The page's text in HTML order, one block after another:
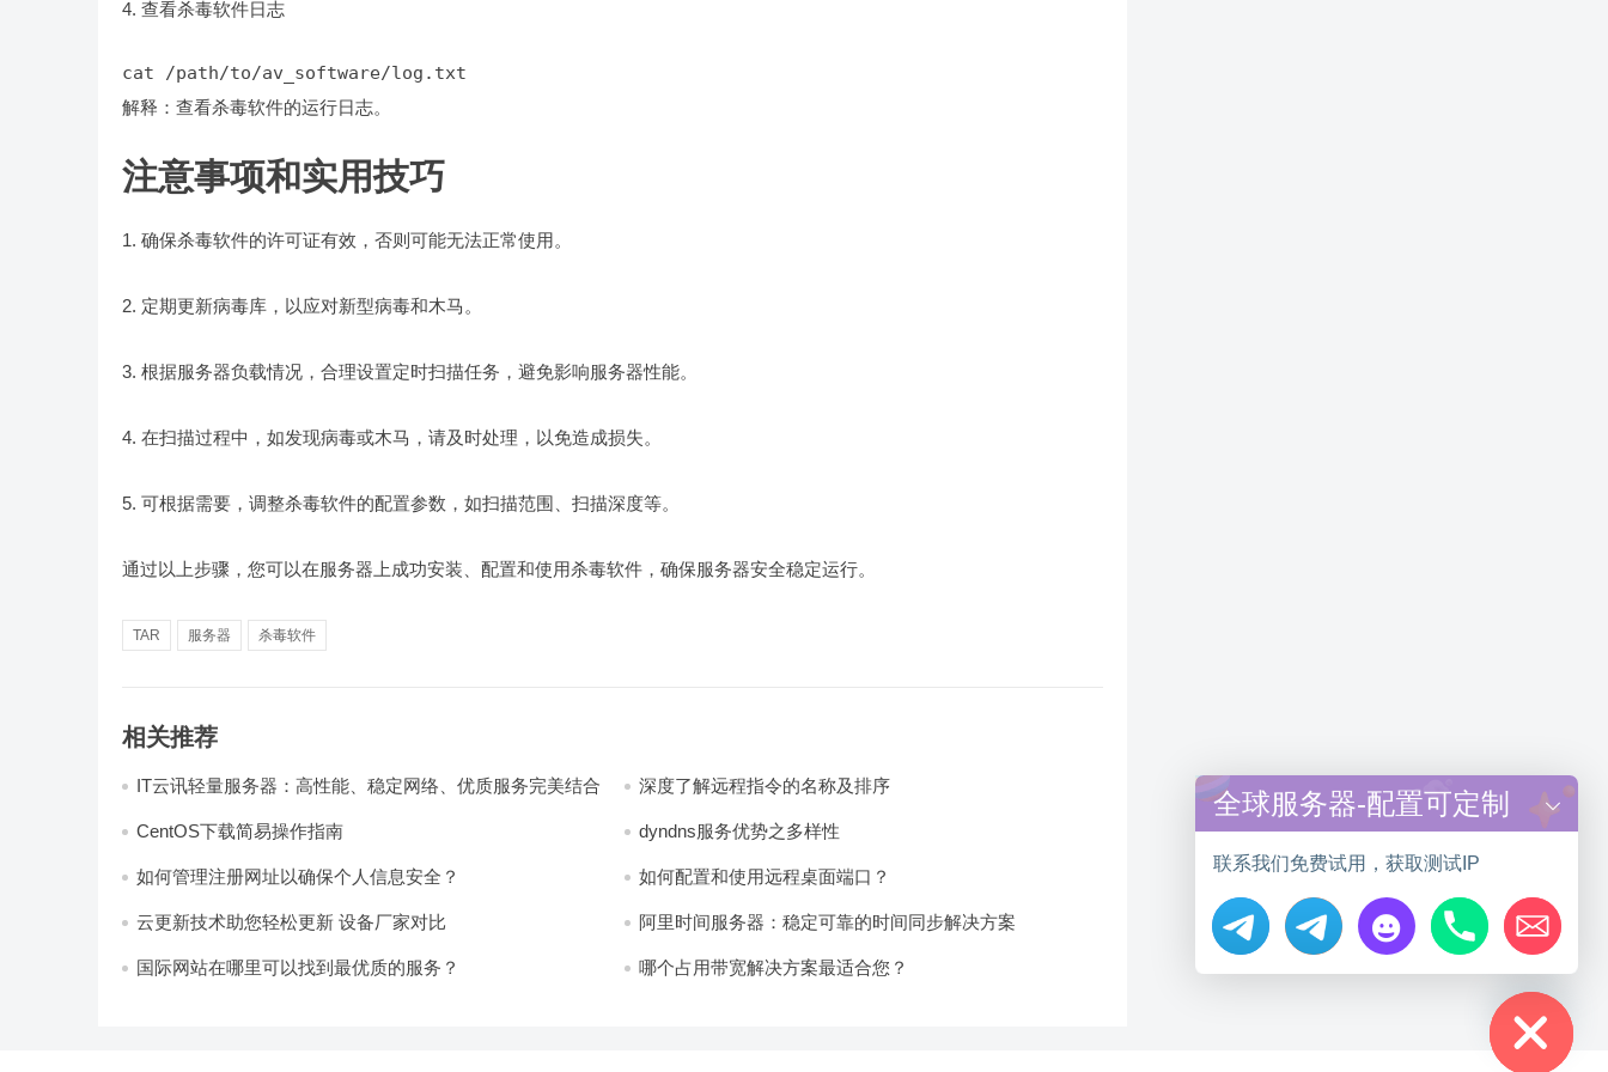
4. 查看杀毒软件日志
cat /path/to/av_software/log.txt
解释：查看杀毒软件的运行日志。
注意事项和实用技巧
1. 确保杀毒软件的许可证有效，否则可能无法正常使用。
2. 定期更新病毒库，以应对新型病毒和木马。
3. 根据服务器负载情况，合理设置定时扫描任务，避免影响服务器性能。
4. 在扫描过程中，如发现病毒或木马，请及时处理，以免造成损失。
5. 可根据需要，调整杀毒软件的配置参数，如扫描范围、扫描深度等。
通过以上步骤，您可以在服务器上成功安装、配置和使用杀毒软件，确保服务器安全稳定运行。
TAR 服务器 杀毒软件
相关推荐
IT云讯轻量服务器：高性能、稳定网络、优质服务完美结合 深度了解远程指令的名称及排序
CentOS下载简易操作指南 dyndns服务优势之多样性
如何管理注册网址以确保个人信息安全？ 如何配置和使用远程桌面端口？
云更新技术助您轻松更新 设备厂家对比 阿里时间服务器：稳定可靠的时间同步解决方案
国际网站在哪里可以找到最优质的服务？ 哪个占用带宽解决方案最适合您？ Hide chaty
全球服务器-配置可定制
联系我们免费试用，获取测试IP